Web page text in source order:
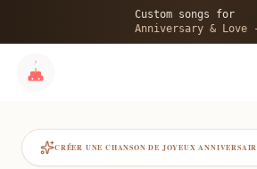
Custom songs for
Anniversary & Love
CRÉER UNE CHANSON DE JOYEUX